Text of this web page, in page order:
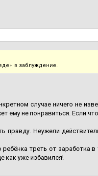
в заблуждение.
случае ничего не
ему не понравиться. Если
Неужели
треть от заработка
как уже избавился!